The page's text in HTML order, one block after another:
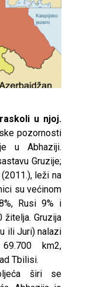
u njoj.
pozornosti
u Abhaziji.
Gruzije;
leži na
su većinom
Rusi 9% i
žitelja. Gruzija
ili Juri) nalazi
km2,
Tbilisi.
širi se